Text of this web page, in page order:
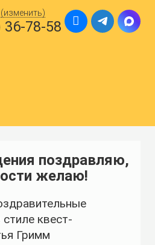
(изменить)
36-78-58
ДЕТЕЙ
ПРАЗДНИК
ПОЛУЧИТЬ
поздравляю,
желаю!
квест-
Гримм